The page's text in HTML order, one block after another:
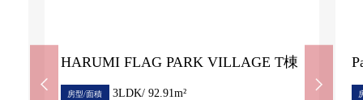
HARUMI FLAG PARK VILLAGE T棟
房型/面積 3LDK/ 92.91m²